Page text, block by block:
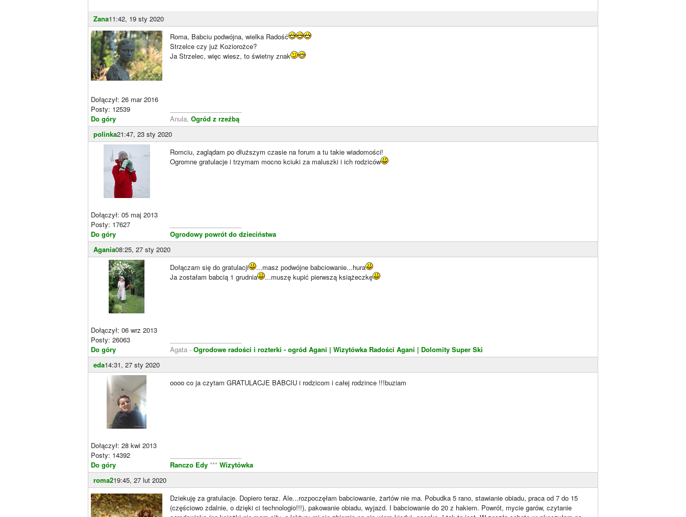
Zana11:42, 19 sty 2020
Dołączył: 26 mar 2016
Posty: 12539
Do góry
Roma, Babciu podwójna, wielka Radość
Strzelce czy już Koziorożce?
Ja Strzelec, więc wiesz, to świetny znak
Anula, Ogród z rzeźbą
polinka21:47, 23 sty 2020
Dołączył: 05 maj 2013
Posty: 17627
Do góry
Romciu, zaglądam po dłuższym czasie na forum a tu takie wiadomości!
Ogromne gratulacje i trzymam mocno kciuki za maluszki i ich rodziców
Ogrodowy powrót do dzieciństwa
Agania08:25, 27 sty 2020
Dołączył: 06 wrz 2013
Posty: 26063
Do góry
Dołączam się do gratulacji
...masz podwójne babciowanie...hura
Ja zostałam babcią 1 grudnia
...muszę kupić pierwszą książeczkę
Agata - Ogrodowe radości i rozterki - ogród Agani | Wizytówka Radości Agani | Dolomity Super Ski
eda14:31, 27 sty 2020
Dołączył: 28 kwi 2013
Posty: 14392
Do góry
oooo co ja czytam GRATULACJE BABCIU i rodzicom i całej rodzince !!!buziam
Ranczo Edy *** Wizytówka
roma219:45, 27 lut 2020
Dziekuję za gratulacje. Dopiero teraz. Ale...rozpoczęłam babciowanie, żartów nie ma. Pobudka 5 rano, stawianie obiadu, praca od 7 do 15
(częściowo zdalnie, o dzięki ci technologio!!!), pakowanie obiadu, wyjazd. I babciowanie do 20 z hakiem. Powrót, mycie garów, czytanie